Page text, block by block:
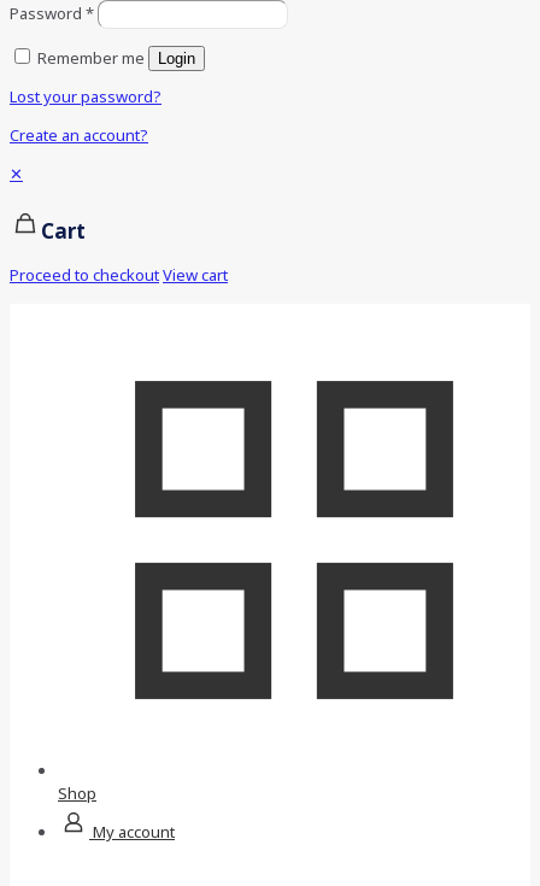
Password *
Remember me
Login
Lost your password?
Create an account?
✕
Cart
Proceed to checkoutView cart
Shop
My account